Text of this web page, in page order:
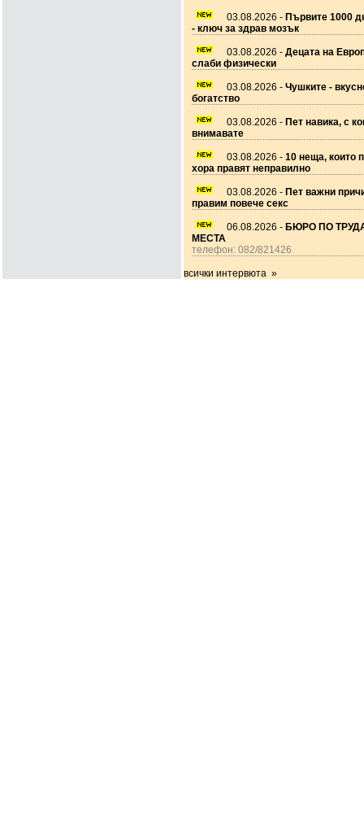
03.08.2026 - Първите 1000
- ключ за здрав мозък
03.08.2026 - Децата на
слаби физически
03.08.2026 - Чушките -
богатство
03.08.2026 - Пет навика, с
внимавате
03.08.2026 - 10 неща, които
хора правят неправилно
03.08.2026 - Пет важни
правим повече секс
06.08.2026 - БЮРО ПО
МЕСТА
телефон: 082/821426
всички интервюта »